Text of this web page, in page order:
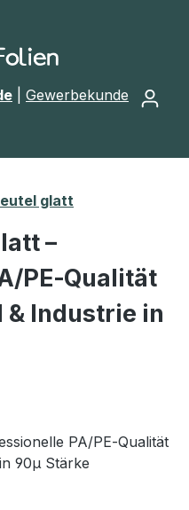
Gewerbekunde
Der
glatt
–
PE‑Qualität
Industrie in